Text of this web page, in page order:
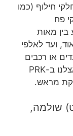
חילוף (כמו
פח
בין מאות
ועד לאלפי
או רכבים
שיש להם דרישה גבוהה לחלקי חילוף. אצלנו ב-PRK
מראש.
שולמה,